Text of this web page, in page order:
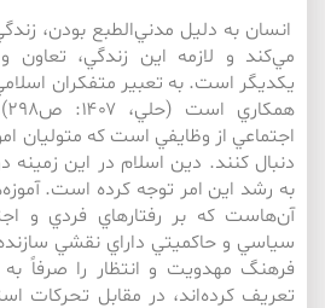
انسان به دليل مدني‌الطبع بودن،
مي‌‌كند و لازمه اين زندگي، تعاون
يكديگر است. به تعبير متفكران
اجتماعي از وظايفي است كه متوليان
دنبال كنند. دين اسلام در اين زمينه
به رشد اين امر توجه كرده است.
آن‌‌هاست كه بر رفتارهاي فردي و
سياسي و حاكميتي داراي نقشي
فرهنگ مهدويت و انتظار را صرفاً
تعريف كرده‌اند، در مقابل تحركات